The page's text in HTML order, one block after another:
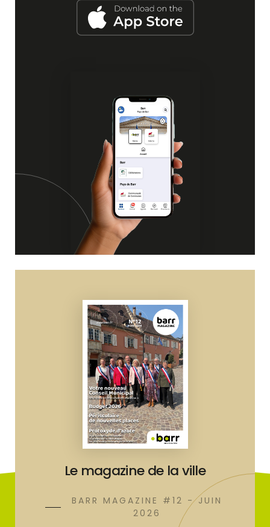
Le magazine de la ville
BARR MAGAZINE #12 - JUIN
2026